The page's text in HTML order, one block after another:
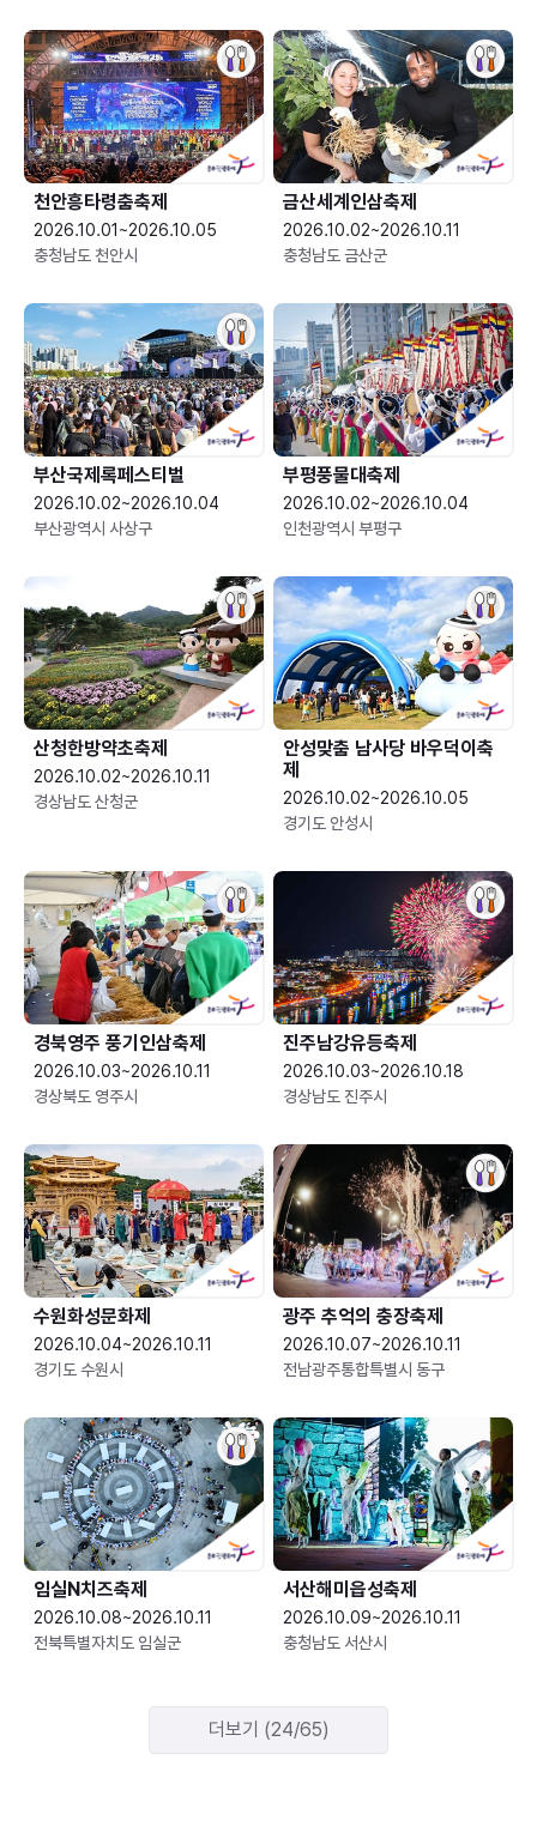
천안흥타령춤축제
2026.10.01~2026.10.05
충청남도 천안시
금산세계인삼축제
2026.10.02~2026.10.11
충청남도 금산군
부산국제록페스티벌
2026.10.02~2026.10.04
부산광역시 사상구
부평풍물대축제
2026.10.02~2026.10.04
인천광역시 부평구
산청한방약초축제
2026.10.02~2026.10.11
경상남도 산청군
안성맞춤 남사당 바우덕이축
제
2026.10.02~2026.10.05
경기도 안성시
경북영주 풍기인삼축제
2026.10.03~2026.10.11
경상북도 영주시
진주남강유등축제
2026.10.03~2026.10.18
경상남도 진주시
수원화성문화제
2026.10.04~2026.10.11
경기도 수원시
광주 추억의 충장축제
2026.10.07~2026.10.11
전남광주통합특별시 동구
임실N치즈축제
2026.10.08~2026.10.11
전북특별자치도 임실군
서산해미읍성축제
2026.10.09~2026.10.11
충청남도 서산시
더보기 (24/65)